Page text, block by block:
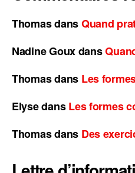
ThomasdansQuand
Nadine Gouxdans
Thomasdans Les
ElysedansLes formes
Thomasdans Des